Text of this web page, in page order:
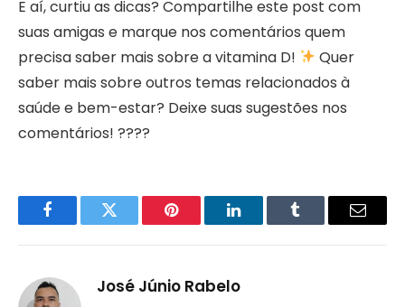
E aí, curtiu as dicas? Compartilhe este post com
suas amigas e marque nos comentários quem
precisa saber mais sobre a vitamina D!
Quer
saber mais sobre outros temas relacionados à
saúde e bem-estar? Deixe suas sugestões nos
comentários! ????
FacebookTwitter Pinterest LinkedInTumblr Email
José Júnio Rabelo